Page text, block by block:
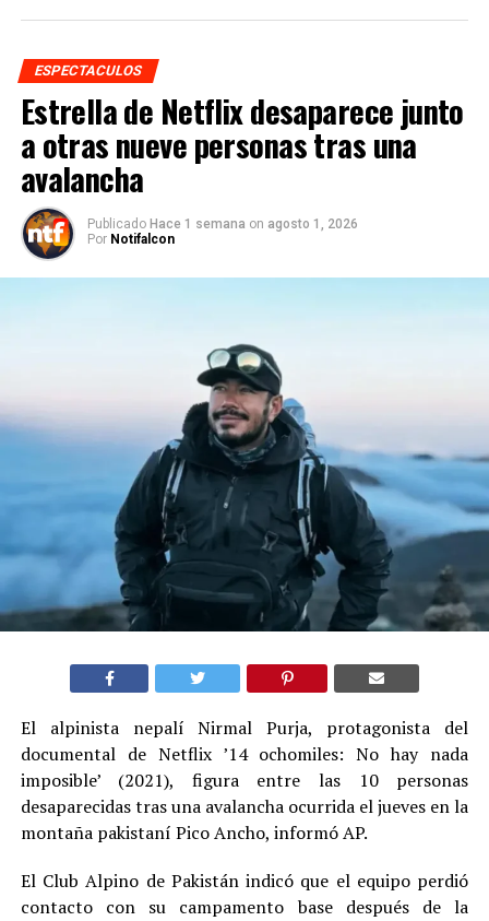
ESPECTACULOS
Estrella de Netflix desaparece junto
a otras nueve personas tras una
avalancha
Publicado Hace 1 semana on agosto 1, 2026
Por Notifalcon
El alpinista nepalí Nirmal Purja, protagonista del
documental de Netflix ’14 ochomiles: No hay nada
imposible’ (2021), figura entre las 10 personas
desaparecidas tras una avalancha ocurrida el jueves en la
montaña pakistaní Pico Ancho, informó AP.
El Club Alpino de Pakistán indicó que el equipo perdió
contacto con su campamento base después de la